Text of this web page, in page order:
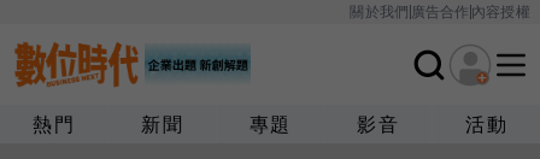
關於我們廣告合作內容授權
熱門 新聞 專題 影音 活動